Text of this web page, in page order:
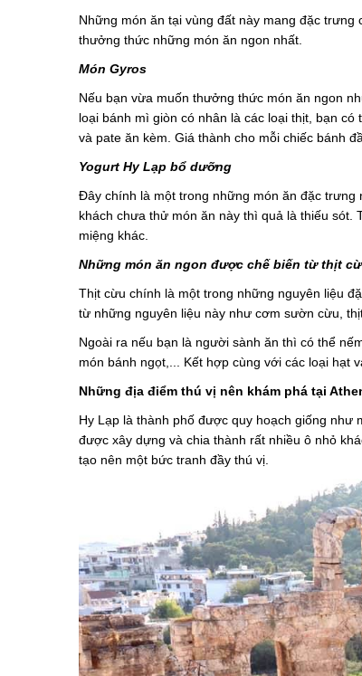
Những món ăn tại vùng đất này mang đặc
thưởng thức những món ăn ngon nhất.
Món Gyros
Nếu bạn vừa muốn thưởng thức món ăn ngon
loại bánh mì giòn có nhân là các loại thịt, bạn
và pate ăn kèm. Giá thành cho mỗi chiếc bánh
Yogurt Hy Lạp bổ dưỡng
Đây chính là một trong những món ăn đặc trưng
khách chưa thử món ăn này thì quả là thiếu sót.
miệng khác.
Những món ăn ngon được chế biến từ thịt
Thịt cừu chính là một trong những nguyên liệu
từ những nguyên liệu này như cơm sườn cừu,
Ngoài ra nếu bạn là người sành ăn thì có thể
món bánh ngọt,... Kết hợp cùng với các loại hạt
Những địa điểm thú vị nên khám phá tại
Hy Lạp là thành phố được quy hoạch giống như
được xây dựng và chia thành rất nhiều ô nhỏ
tạo nên một bức tranh đầy thú vị.